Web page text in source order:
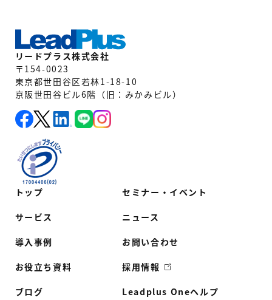
トップ
サービス
導入事例
お役立ち資料
ブログ
セミナー・イベント
ニュース
お問い合わせ
採用情報
Leadplus Oneヘルプ
リードプラス株式会社
〒154-0023
東京都世田谷区若林1-18-10
京阪世田谷ビル6階（旧：みかみビル）